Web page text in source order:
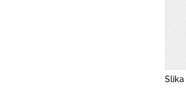
Slika